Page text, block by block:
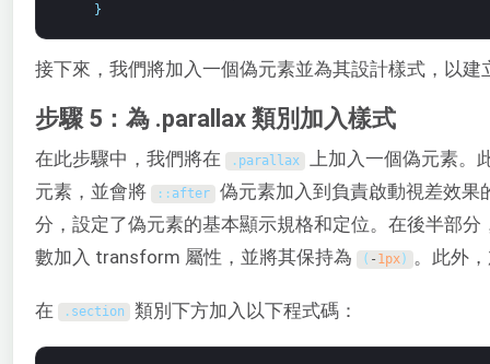
}
接下來，我們將加入一個偽元素並為其設計樣式，以
步驟 5：為 .parallax 類別加入樣式
在此步驟中，我們將在 . parallax 上加入一個偽元素。
元素，並會將
: : after 偽元素加入到負責啟動視差效果
分，設定了偽元素的基本顯示規格和定位。在後半部
數加入 transform 屬性，並將其保持為
( - 1px) 。此外
在 . section 類別下方加入以下程式碼：